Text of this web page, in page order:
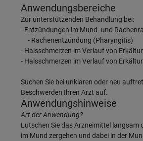
Anwendungsbereiche
Zur unterstützenden Behandlung bei:
- Entzündungen im Mund- und
- Rachenentzündung (Pharyngitis)
- Halsschmerzen im Verlauf von
- Halsschmerzen im Verlauf von
Suchen Sie bei unklaren oder neu
Beschwerden Ihren Arzt auf.
Anwendungshinweise
Art der Anwendung?
Lutschen Sie das Arzneimittel langsam
im Mund zergehen und dabei in der